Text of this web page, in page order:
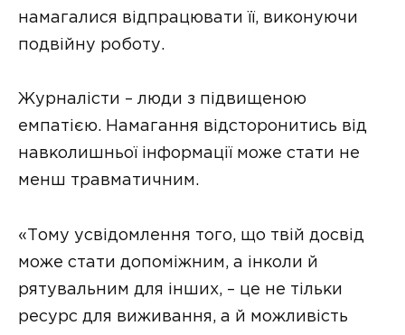
намагалися відпрацювати її, виконуючи
подвійну роботу.
Журналісти – люди з підвищеною
емпатією. Намагання відсторонитись від
навколишньої інформації може стати не
менш травматичним.
«Тому усвідомлення того, що твій досвід
може стати допоміжним, а інколи й
рятувальним для інших, – це не тільки
ресурс для виживання, а й можливість